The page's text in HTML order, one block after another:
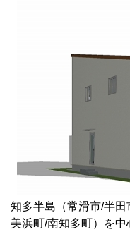
知多半島（常滑市/半
美浜町/南知多町）を